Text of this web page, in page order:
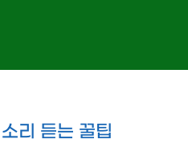
리 듣는 꿀팁